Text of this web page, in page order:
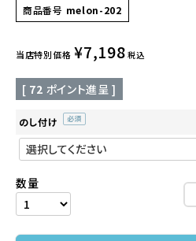
商品番号 melon-202
当店特別価格 ¥7,198 税込
[ 72 ポイント進呈 ]
のし付け
須)